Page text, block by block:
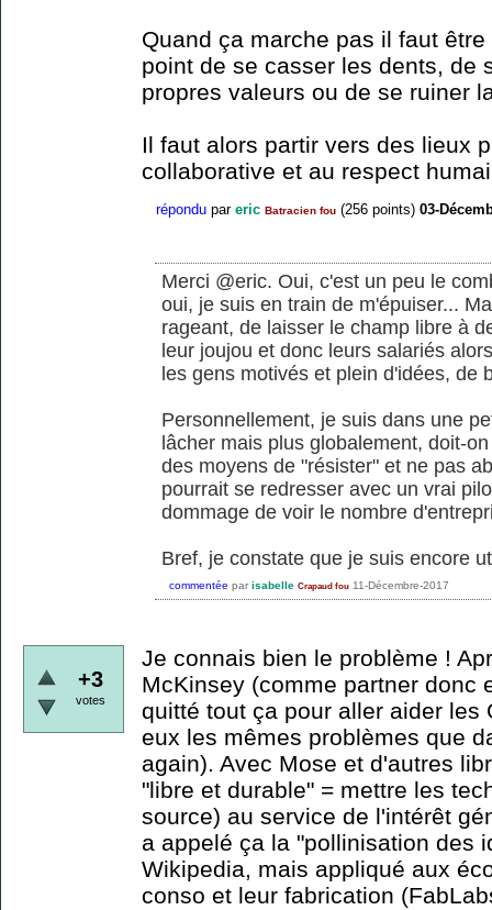
Quand ça marche pas il faut
point de se casser les dents, de
propres valeurs ou de se ruiner
Il faut alors partir vers des lieux
collaborative et au respect
répondu par eric Batracien fou (256 points) 03-
Merci @eric. Oui, c'est un peu le
oui, je suis en train de m'épuiser...
rageant, de laisser le champ libre à
leur joujou et donc leurs salariés
les gens motivés et plein d'idées, de
Personnellement, je suis dans une
lâcher mais plus globalement, doit-
des moyens de "résister" et ne pas
pourrait se redresser avec un vrai
dommage de voir le nombre
Bref, je constate que je suis encore
commentée par isabelle Crapaud fou 11-Décembre-2017
+3
votes
Je connais bien le problème !
McKinsey (comme partner donc
quitté tout ça pour aller aider les
eux les mêmes problèmes que
again). Avec Mose et d'autres
"libre et durable" = mettre les
source) au service de l'intérêt
a appelé ça la "pollinisation des
Wikipedia, mais appliqué aux
conso et leur fabrication